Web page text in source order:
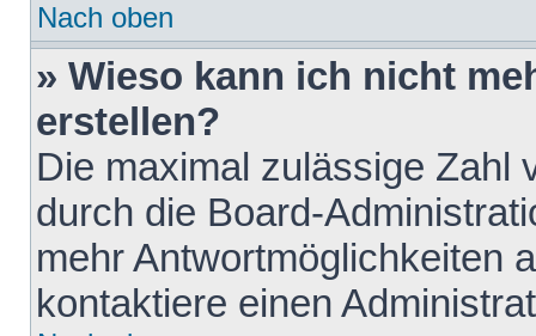
Nach oben
» Wieso kann ich nicht
erstellen?
Die maximal zulässige Zahl
durch die Board-
mehr Antwortmöglichkeiten
kontaktiere einen